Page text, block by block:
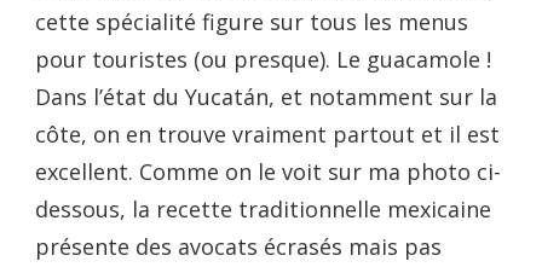
cette spécialité figure sur tous les menus
pour touristes (ou presque). Le guacamole !
Dans l’état du Yucatán, et notamment sur la
côte, on en trouve vraiment partout et il est
excellent. Comme on le voit sur ma photo ci-
dessous, la recette traditionnelle mexicaine
présente des avocats écrasés mais pas